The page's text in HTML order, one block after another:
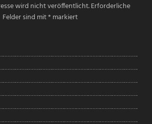
wird nicht veröffentlicht.Erforderliche
Felder sind mit* markiert